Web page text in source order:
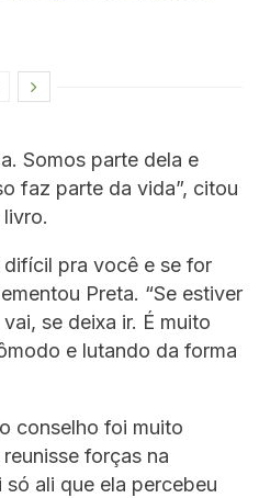
Somos parte dela e
faz parte da vida”, citou
difícil pra você e se for
Preta. “Se estiver
se deixa ir. É muito
e lutando da forma
conselho foi muito
forças na
ali que ela percebeu